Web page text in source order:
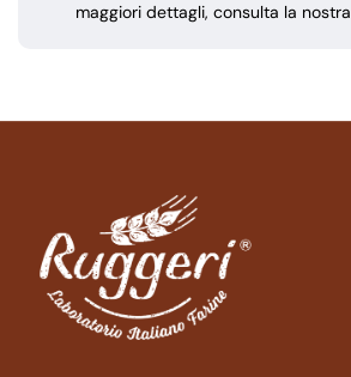
maggiori dettagli, consulta la nostra